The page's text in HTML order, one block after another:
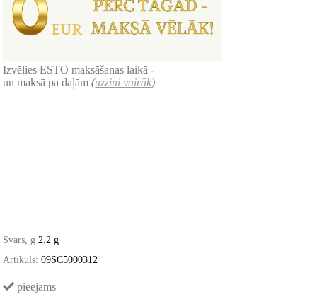
Izvēlies ESTO maksāšanas laikā -
un maksā pa daļām(uzzini vairāk)
Svars, g 2.2 g
Artikuls: 09SC5000312
pieejams